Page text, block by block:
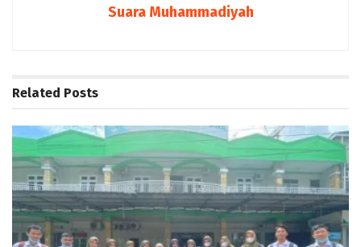
Suara Muhammadiyah
Related Posts